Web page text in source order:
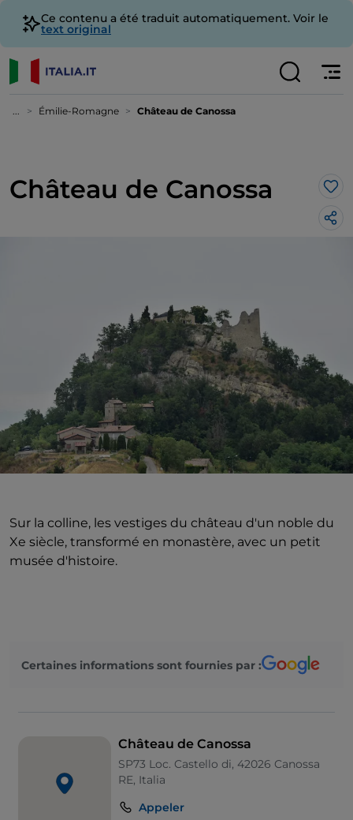
Ce contenu a été traduit automatiquement. Voir le
text original
... Émilie-Romagne Château de Canossa
Château de Canossa
Sur la colline, les vestiges du château d'un noble du
Xe siècle, transformé en monastère, avec un petit
musée d'histoire.
Certaines informations sont fournies par :
Château de Canossa
SP73 Loc. Castello di, 42026 Canossa
RE, Italia
Appeler